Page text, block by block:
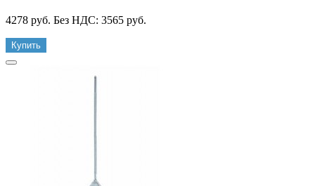
4278 руб. Без НДС: 3565 руб.
Купить